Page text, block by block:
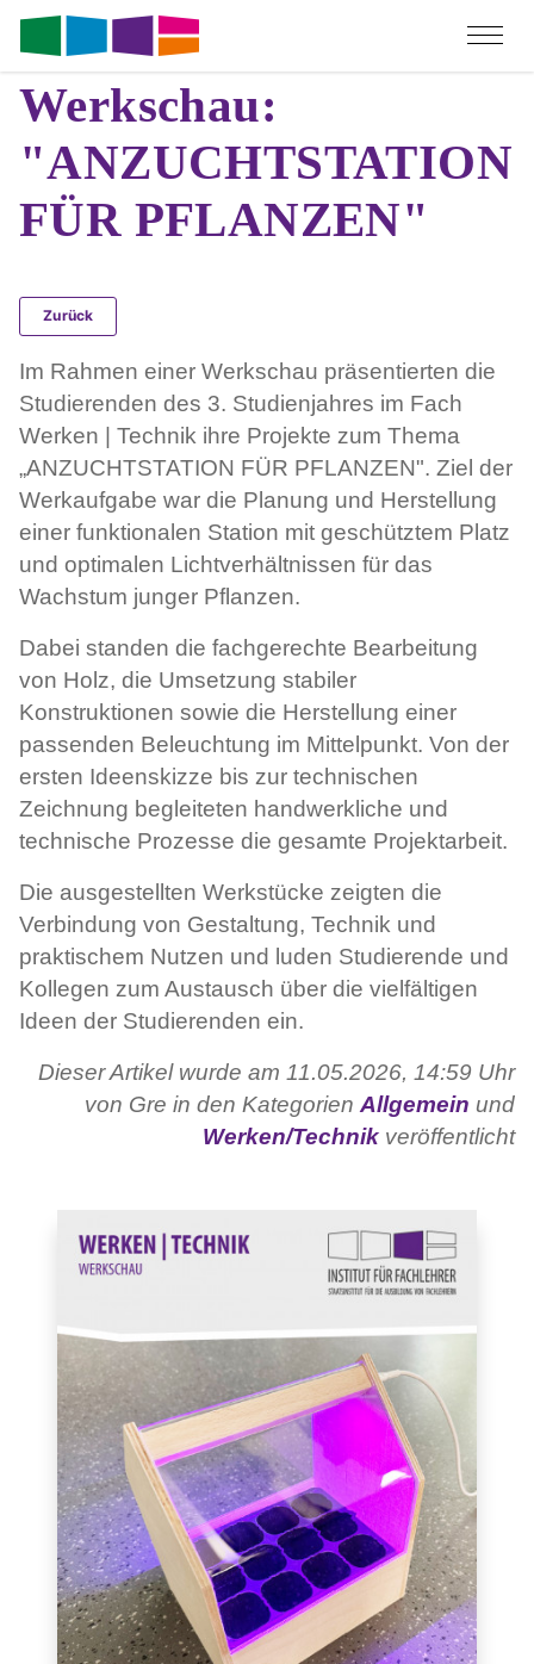
Werkschau:
"ANZUCHTSTATION
FÜR PFLANZEN"
Zurück
Im Rahmen einer Werkschau präsentierten die
Studierenden des 3. Studienjahres im Fach
Werken | Technik ihre Projekte zum Thema
„ANZUCHTSTATION FÜR PFLANZEN". Ziel der
Werkaufgabe war die Planung und Herstellung
einer funktionalen Station mit geschütztem Platz
und optimalen Lichtverhältnissen für das
Wachstum junger Pflanzen.
Dabei standen die fachgerechte Bearbeitung
von Holz, die Umsetzung stabiler
Konstruktionen sowie die Herstellung einer
passenden Beleuchtung im Mittelpunkt. Von der
ersten Ideenskizze bis zur technischen
Zeichnung begleiteten handwerkliche und
technische Prozesse die gesamte Projektarbeit.
Die ausgestellten Werkstücke zeigten die
Verbindung von Gestaltung, Technik und
praktischem Nutzen und luden Studierende und
Kollegen zum Austausch über die vielfältigen
Ideen der Studierenden ein.
Dieser Artikel wurde am 11.05.2026, 14:59 Uhr
von Gre in den Kategorien Allgemein und
Werken/Technik veröffentlicht